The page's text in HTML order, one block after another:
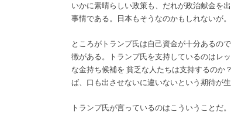
いかに素晴らしい政策も、だれが政治献金を
事情である。日本もそうなのかもしれないが。
ところがトランプ氏は自己資金が十分あるの
徴がある。トランプ氏を支持しているのはレ
な金持ち候補を 貧乏な人たちは支持するのか
ば、口も出させないに違いないという期待が生
トランプ氏が言っているのはこういうことだ。